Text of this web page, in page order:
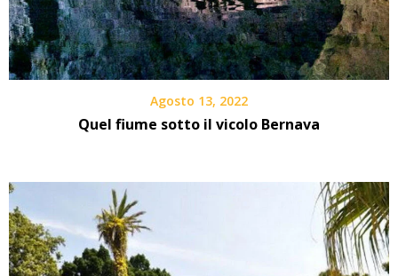
Agosto 13, 2022
Quel fiume sotto il vicolo Bernava